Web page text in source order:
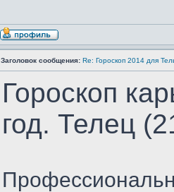
Заголовок сообщения: Re: Гороскоп 2014 для
Гороскоп
год. Телец